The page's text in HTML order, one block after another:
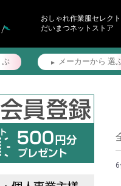
おしゃれ作業服セレク
だいまつネットストア
ぶ メーカーから 選